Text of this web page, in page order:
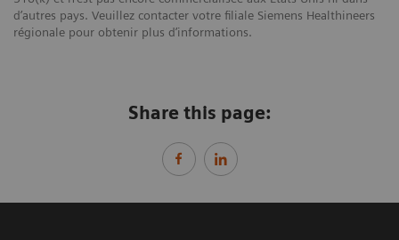
d’autres pays. Veuillez contacter votre filiale Siemens Healthineers
régionale pour obtenir plus d’informations.
Share this page: